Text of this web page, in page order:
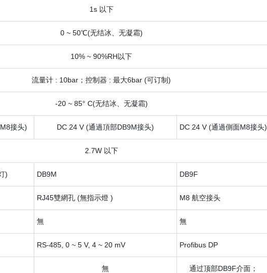
1s 以下
0 ~ 50℃(无结冰、无凝霜)
10% ~ 90%RH以下
流量计 : 10bar；控制器 : 最大6bar (可订制)
-20 ~ 85° C(无结冰、无凝霜)
接头) DC 24 V (通過頂部DB9M接头) DC 24 V (通過側面M8接头)
2.7W 以下
) DB9M DB9F
RJ45雙網孔 (無指示燈 ) M8 航空接头
無 無
RS-485, 0 ~ 5 V, 4 ~ 20 mV Profibus DP
無
通过顶部DB9F介面；